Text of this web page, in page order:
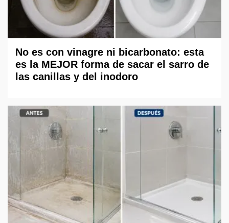
No es con vinagre ni bicarbonato: esta
es la MEJOR forma de sacar el sarro de
las canillas y del inodoro